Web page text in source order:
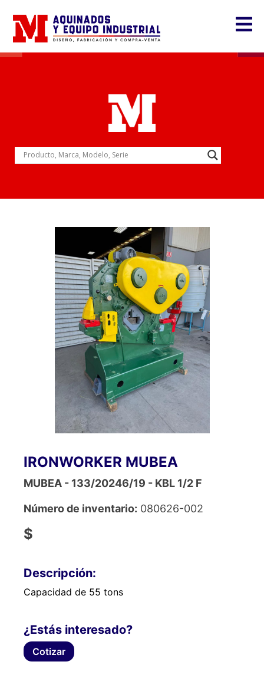
IRONWORKER MUBEA
MUBEA - 133/20246/19 - KBL 1/2 F
Número de inventario: 080626-002
$
Descripción:
Capacidad de 55 tons
¿Estás interesado?
Cotizar